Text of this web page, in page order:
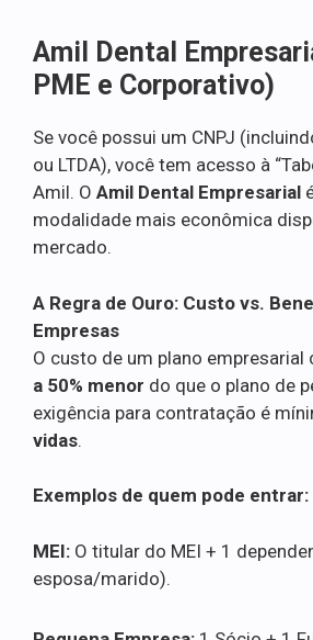
Amil Dental
PME e Corporativo)
Se você possui um CNPJ
ou LTDA), você tem acesso à
Amil. O Amil Dental Empresarial
modalidade mais econômica
mercado.
A Regra de Ouro: Custo vs.
Empresas
O custo de um plano empresarial
a 50% menor do que o plano de
exigência para contratação é
vidas.
Exemplos de quem pode entrar:
MEI: O titular do MEI + 1
esposa/marido).